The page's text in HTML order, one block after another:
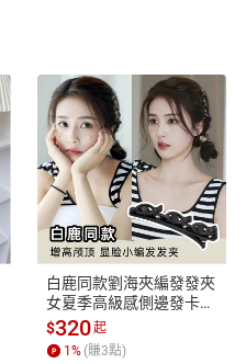
成之線上服務，經您事先同
化契約應記載及不得記載事
商品後七天猶豫期之權利
，本店鋪將立即為您處理退
如有非人為因素所致之商
瑕疵或損壞鑑定，並儘速為
時間：週一至週五 09:00 ~ 17:00
專線：04-7272187
信箱：chiachi88@msn.com
白鹿同款劉海夾編發發夾
女夏季高級感側邊發卡頭
飾鴨嘴夾新款發飾
$320起
1 % (賺3點)